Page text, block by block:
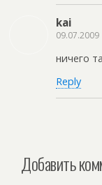
kai
09.07.2009
ничего
Reply
Добавить